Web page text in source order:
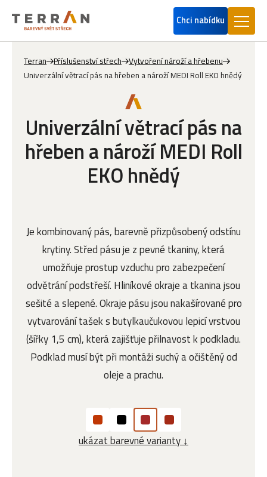
Chci nabídku
Terran Příslušenství střech
Vytvoření nároží a hřebenu
Univerzální větrací pás na hřeben a nároží MEDI Roll EKO hnědý
Univerzální větrací pás na
hřeben a nároží MEDI Roll
EKO hnědý
Je kombinovaný pás, barevně přizpůsobený odstínu
krytiny. Střed pásu je z pevné tkaniny, která
umožňuje prostup vzduchu pro zabezpečení
odvětrání podstřeší. Hliníkové okraje a tkanina jsou
sešité a slepené. Okraje pásu jsou nakašírované pro
vytvarování tašek s butylkaučukovou lepicí vrstvou
(šířky 1,5 cm), která zajišťuje přilnavost k podkladu.
Podklad musí být při montáži suchý a očištěný od
oleje a prachu.
ukázat barevné varianty ↓